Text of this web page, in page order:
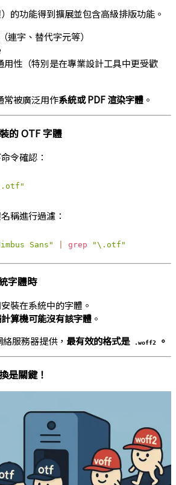
的功能得到擴展並包含高級排版功能。
連字、替代字元等）
用性（特別是在專業設計工具中更受歡
被廣泛用作系統或 PDF 渲染字體 。
的 OTF 字體
令確認：
稱進行過濾：
Sans" grep "\.otf"
字體時
裝在系統中的字體。
算機可能沒有該字體 。
服務器提供， 最有效的格式是 .woff2 。
是關鍵！